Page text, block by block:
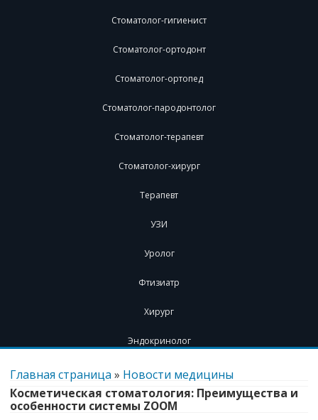
Стоматолог-гигиенист
Стоматолог-ортодонт
Стоматолог-ортопед
Стоматолог-пародонтолог
Стоматолог-терапевт
Стоматолог-хирург
Терапевт
УЗИ
Уролог
Фтизиатр
Хирург
Эндокринолог
Перейти
содержимому
Главная страница » Новости медицины
Косметическая стоматология: Преимущества и
особенности системы ZOOM